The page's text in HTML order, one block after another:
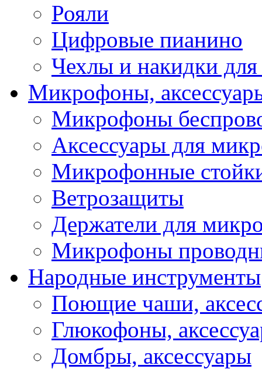
Рояли
Цифровые пианино
Чехлы и накидки
Микрофоны,
Микрофоны
Аксессуары для
Микрофонные
Ветрозащиты
Держатели для
Микрофоны
Народные инструменты
Поющие чаши,
Глюкофоны,
Домбры, аксессуары